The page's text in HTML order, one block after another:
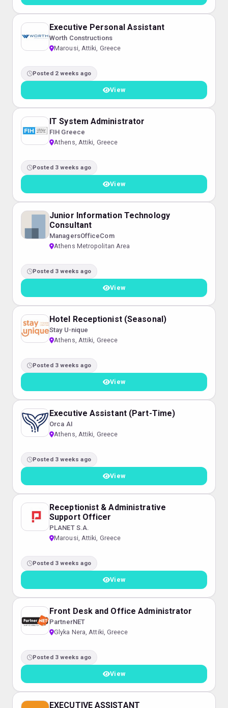
Executive Personal Assistant
Worth Constructions
Marousi, Attiki, Greece
Posted 2 weeks ago
View
IT System Administrator
FIH Greece
Athens, Attiki, Greece
Posted 3 weeks ago
View
Junior Information Technology
Consultant
ManagersOfficeCom
Athens Metropolitan Area
Posted 3 weeks ago
View
Hotel Receptionist (Seasonal)
Stay U-nique
Athens, Attiki, Greece
Posted 3 weeks ago
View
Executive Assistant (Part-Time)
Orca AI
Athens, Attiki, Greece
Posted 3 weeks ago
View
Receptionist & Administrative
Support Officer
PLANET S.A.
Marousi, Attiki, Greece
Posted 3 weeks ago
View
Front Desk and Office Administrator
PartnerNET
Glyka Nera, Attiki, Greece
Posted 3 weeks ago
View
EXECUTIVE ASSISTANT